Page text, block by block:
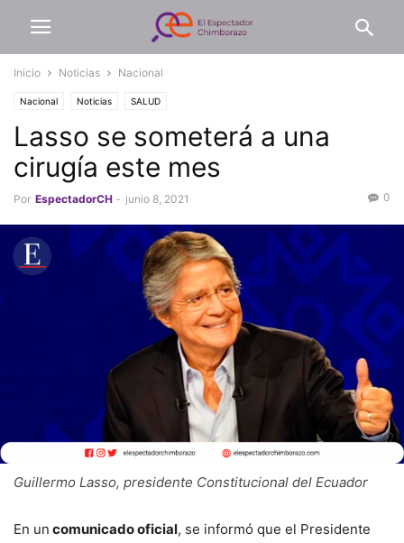
Inicio Noticias Nacional
Nacional Noticias SALUD
Lasso se someterá a una
cirugía este mes
Por EspectadorCH - junio 8, 2021 0
Guillermo Lasso, presidente Constitucional del Ecuador
En un comunicado oficial, se informó que el Presidente